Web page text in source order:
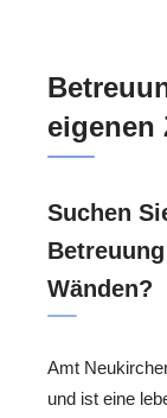
eigenen
Suchen
Wänden?
Amt
und ist eine